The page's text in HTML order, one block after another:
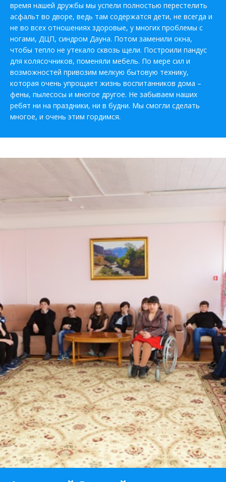
время нашей дружбы мы успели полностью перестелить
асфальт во дворе, ведь там содержатся дети, не всегда и
не во всех отношениях здоровые, у многих проблемы с
ногами, ДЦП, синдром Дауна. Потом заменили окна,
чтобы тепло не утекало сквозь щели. Построили пандус
для колясочников, поменяли мебель. По мере сил и
возможностей привозим мелкую бытовую технику,
которая очень упрощает жизнь воспитанников дома –
фены, пылесосы и многое другое. Не забываем наших
ребят ни на праздники, ни в будни. Мы смогли сделать
многое, и очень этим гордимся.